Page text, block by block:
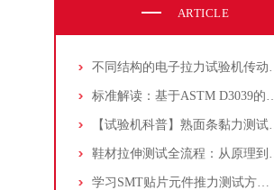
ARTICLE
不同结构
标准解读：基于ASTM D3039的复
【试验机科普
鞋材拉伸
学习SMT贴片元件推力测试方法，推荐Alpha-W260推拉力测试机